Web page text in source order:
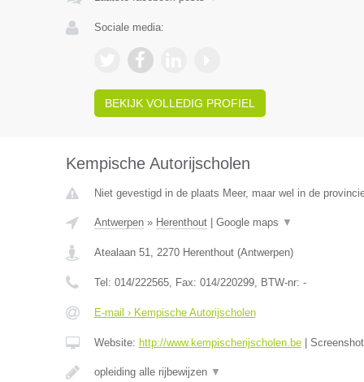
Sociale media:
BEKIJK VOLLEDIG PROFIEL
Kempische Autorijscholen
Niet gevestigd in de plaats Meer, maar wel in de
Antwerpen» Herenthout| Google maps ▼
Atealaan 51, 2270 Herenthout(Antwerpen)
Tel: 014/222565, Fax: 014/220299, BTW-nr: -
E-mail › Kempische Autorijscholen
Website: http://www.kempischerijscholen.be|
opleiding alle rijbewijzen ▼